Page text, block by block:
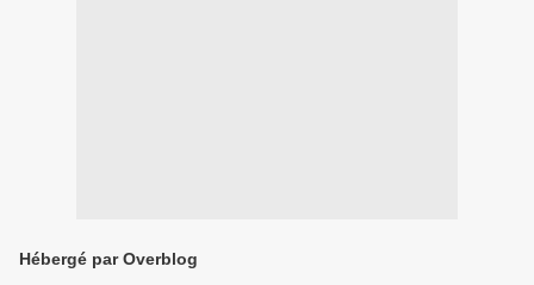
Hébergé par Overblog